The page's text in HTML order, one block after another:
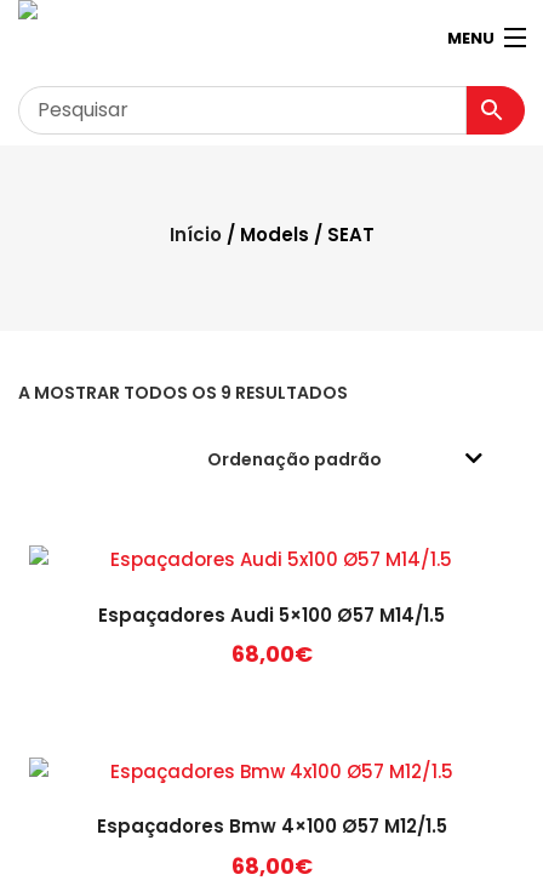
MENU
Loja Virtual 360º
Início/ Models / SEAT
A MOSTRAR TODOS OS 9 RESULTADOS
Espaçadores Audi 5×100 Ø57 M14/1.5
68,00€
multiple
The
options
Espaçadores Bmw 4×100 Ø57 M12/1.5
68,00€